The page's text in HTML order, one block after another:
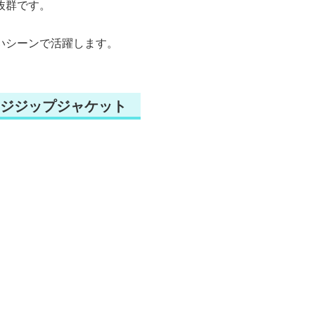
です。
ーンで活躍します。
ジップジャケット